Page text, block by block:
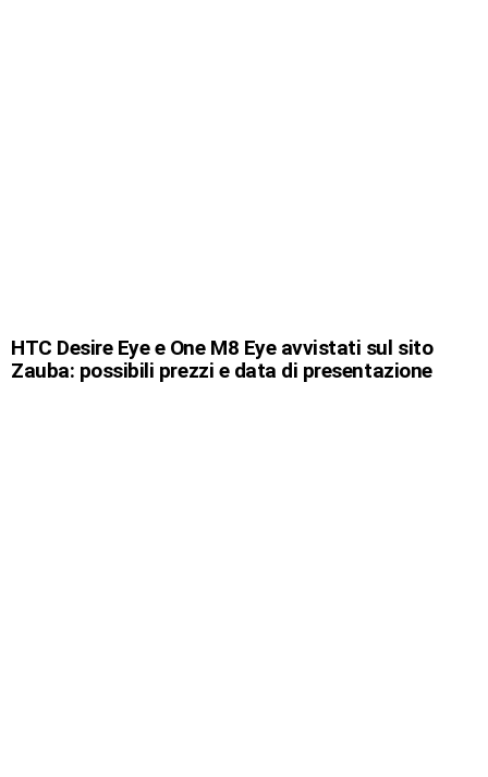
HTC Desire Eye e One M8 Eye avvistati sul sito
Zauba: possibili prezzi e data di presentazione